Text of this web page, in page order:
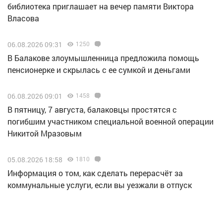
библиотека приглашает на вечер памяти Виктора
Власова
06.08.2026 09:31 1250
В Балакове злоумышленница предложила помощь
пенсионерке и скрылась с ее сумкой и деньгами
06.08.2026 09:01 1458
В пятницу, 7 августа, балаковцы простятся с
погибшим участником специальной военной операции
Никитой Мразовым
05.08.2026 18:58 1810
Информация о том, как сделать перерасчёт за
коммунальные услуги, если вы уезжали в отпуск